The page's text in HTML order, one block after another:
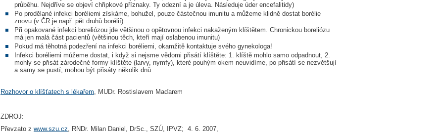
průběhu. Nejdříve se objeví chřipkové příznaky. Ty odezní a je úleva. Následuje úder encefalitidy)
Po prodělané infekci boréliemi získáme, bohužel, pouze částečnou imunitu a můžeme klidně dostat borélie
znovu (v ČR je např. pět druhů borélií).
Při opakované infekci boreliózou jde většinou o opětovnou infekci nakaženým klíštětem. Chronickou boreliózu
má jen malá část pacientů (většinou těch, kteří mají oslabenou imunitu)
Pokud má těhotná podezření na infekci boréliemi, okamžitě kontaktuje svého gynekologa!
Infekci boréliemi můžeme dostat, i když si nejsme vědomi přisátí klíštěte: 1. klíště mohlo samo odpadnout, 2.
mohly se přisát zárodečné formy klíštěte (larvy, nymfy), které pouhým okem neuvidíme, po přisátí se nezvětšují
a samy se pustí; mohou být přisáty několik dnů
Rozhovor o klíšťatech s lékařem, MUDr. Rostislavem Maďarem
ZDROJ:
Převzato z www.szu.cz, RNDr. Milan Daniel, DrSc., SZÚ, IPVZ; 4. 6. 2007,